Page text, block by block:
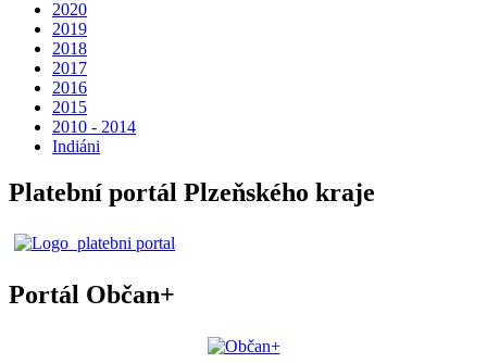
2020
2019
2018
2017
2016
2015
2010 - 2014
Indiáni
Platební portál Plzeňského kraje
Portál Občan+